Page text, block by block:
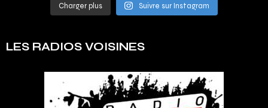
Charger plus Suivre sur Instagram
LES RADIOS VOISINES